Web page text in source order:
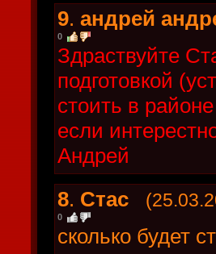
9. андрей
0
Здраствуйте
подготовкой
стоить в
если
Андрей
8. Стас
0
сколько будет